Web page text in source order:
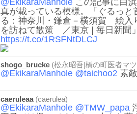
@EkikaraManhole この記事に白
真が載っている模様。「ぐるっと
る：神奈川・鎌倉－横須賀 絵
を訪ねて散策 ／東京 | 毎日新聞
https://t.co/1RSFNtDLCJ
shogo_brucke (松永昭吾|橋の町医者マ
@EkikaraManhole @taichoo2 素
caeruleaa(caerulea)
@EkikaraManhole @TMW_papa